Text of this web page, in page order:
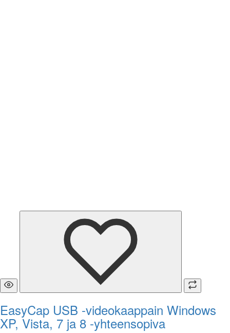
EasyCap USB -videokaappain Windows
XP, Vista, 7 ja 8 -yhteensopiva